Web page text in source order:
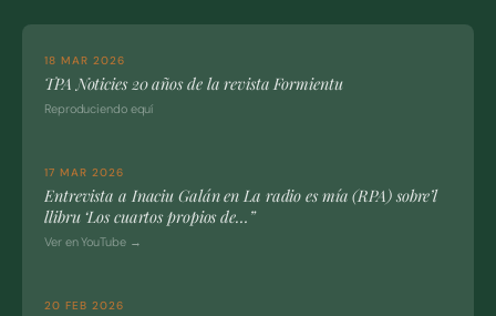
18 MAR 2026
TPA Noticies 20 años de la revista Formientu
Reproduciendo equí
17 MAR 2026
Entrevista a Inaciu Galán en La radio es mía (RPA) sobre’l
llibru ‘Los cuartos propios de…”
Ver en YouTube →
20 FEB 2026